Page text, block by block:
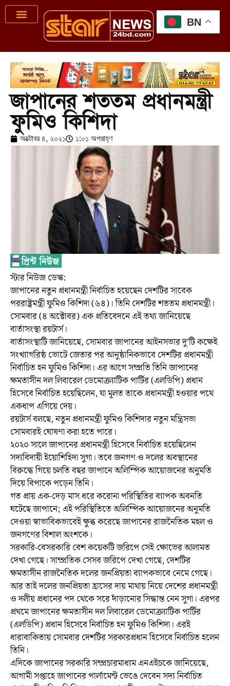
জাপানের শততম প্রধানমন্ত্রী
ফুমিও কিশিদা
অক্টোবর ৪, ২০২১ ১:০১ অপরাহ্ণ
স্টার নিউজ ডেস্ক:
জাপানের নতুন প্রধানমন্ত্রী নির্বাচিত হয়েছেন দেশটির সাবেক
পররাষ্ট্রমন্ত্রী ফুমিও কিশিদা (৬৪)। তিনি দেশটির শততম প্রধানমন্ত্রী।
সোমবার (৪ অক্টোবর) এক প্রতিবেদনে এই তথ্য জানিয়েছে
বার্তাসংস্থা রয়টার্স।
বার্তাসংস্থাটি জানিয়েছে, সোমবার জাপানের আইনসভার দু’টি কক্ষেই
সংখ্যাগরিষ্ঠ ভোটে জেতার পর আনুষ্ঠানিকভাবে দেশটির প্রধানমন্ত্রী
নির্বাচিত হন ফুমিও কিশিদা। এর আগে সম্প্রতি তিনি জাপানের
ক্ষমতাসীন দল লিবারেল ডেমোক্র্যাটিক পার্টির (এলডিপি) প্রধান
হিসেবে নির্বাচিত হয়েছিলেন, যা মূলত তাকে প্রধানমন্ত্রী হওয়ার পথে
একধাপ এগিয়ে দেয়।
রয়টার্স বলছে, নতুন প্রধানমন্ত্রী ফুমিও কিশিদার নতুন মন্ত্রিসভা
সোমবারই ঘোষণা করা হতে পারে।
২০২০ সালে জাপানের প্রধানমন্ত্রী হিসেবে নির্বাচিত হয়েছিলেন
সদ্যবিদায়ী ইয়োশিহিদা সুগা। তবে জনগণ ও দলের অবস্থানের
বিরুদ্ধে গিয়ে চলতি বছর জাপানে অলিম্পিক আয়োজনের অনুমতি
দিয়ে বিপাকে পড়েন তিনি।
গত প্রায় এক-দেড় মাস ধরে করোনা পরিস্থিতির ব্যাপক অবনতি
ঘটেছে জাপানে; এই পরিস্থিতিতে অলিম্পিক আয়োজনের অনুমতি
দেওয়া স্বাভাবিকভাবেই ক্ষুব্ধ করেছে জাপানের রাজনৈতিক মহল ও
জনগণের বিশাল অংশকে।
সরকারি-বেসরকারি বেশ কয়েকটি জরিপে সেই ক্ষোভের আলামত
দেখা গেছে। সাম্প্রতিক সেসব জরিপে দেখা গেছে, দেশটির
ক্ষমতাসীন রাজনৈতিক দলের জনপ্রিয়তা ব্যাপকভাবে নেমে গেছে।
আর তাই দলের জনপ্রিয়তা হ্রাসের দায় মাথায় নিয়ে দেশের প্রধানমন্ত্রী
ও দলীয় প্রধানের পদ থেকে সরে দাঁড়ানোর সিদ্ধান্ত নেন সুগা। এরপর
প্রথমে জাপানের ক্ষমতাসীন দল লিবারেল ডেমোক্র্যাটিক পার্টির
(এলডিপি) প্রধান হিসেবে নির্বাচিত হন ফুমিও কিশিদা। এরই
ধারাবাকিতায় সোমবার দেশটির সরকারপ্রধান হিসেবে নির্বাচিত হলেন
তিনি।
এদিকে জাপানের সরকারি সম্প্রচারমাধ্যম এনএইচকে জানিয়েছে,
আগামী সপ্তাহে জাপানের পার্লামেন্ট ভেঙে দেবেন সদ্য নির্বাচিত
BN